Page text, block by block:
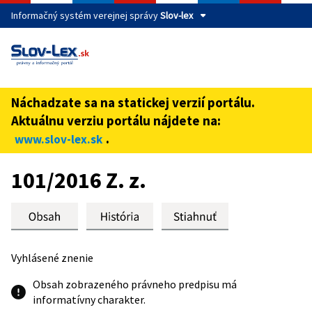
Informačný systém verejnej správySlov-lex
Táto stránka je zabezpečená
cez zabezpečenú webovú stránku verejnej správy SR.
Zabezpečená stránka vždy začína https:// pred názvom
domény webového sídla.
Náchadzate sa na statickej verzií portálu.
Aktuálnu verziu portálu nájdete na:
www.slov-lex.sk .
Preskoč na obsah
101/2016 Z. z.
Vyhlásené znenie
Obsah zobrazeného právneho predpisu má
informatívny charakter.